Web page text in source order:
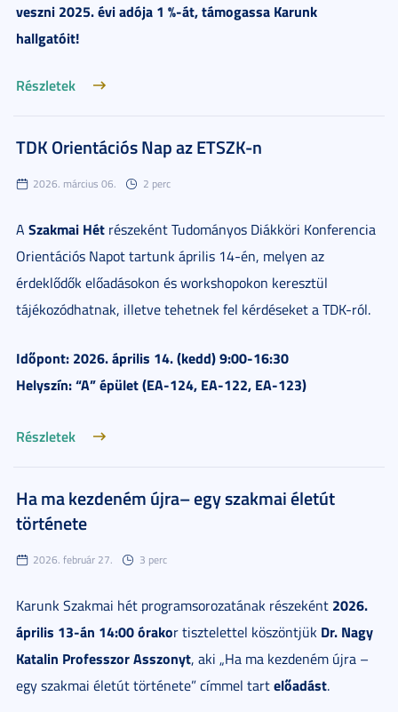
veszni 2025. évi adója 1 %-át, támogassa Karunk
hallgatóit!
Részletek
TDK Orientációs Nap az ETSZK-n
2026. március 06. 2 perc
A Szakmai Hét részeként Tudományos Diákköri Konferencia
Orientációs Napot tartunk április 14-én, melyen az
érdeklődők előadásokon és workshopokon keresztül
tájékozódhatnak, illetve tehetnek fel kérdéseket a TDK-ról.
Időpont: 2026. április 14. (kedd) 9:00-16:30
Helyszín: “A” épület (EA-124, EA-122, EA-123)
Részletek
Ha ma kezdeném újra– egy szakmai életút
története
2026. február 27. 3 perc
Karunk Szakmai hét programsorozatának részeként 2026.
április 13-án 14:00 órakor tisztelettel köszöntjük Dr. Nagy
Katalin Professzor Asszonyt, aki „Ha ma kezdeném újra –
egy szakmai életút története” címmel tartelőadást.